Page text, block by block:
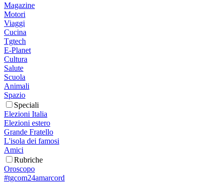
Magazine
Motori
Viaggi
Cucina
Tgtech
E-Planet
Cultura
Salute
Scuola
Animali
Spazio
Speciali
Elezioni Italia
Elezioni estero
Grande Fratello
L'isola dei famosi
Amici
Rubriche
Oroscopo
#tgcom24amarcord